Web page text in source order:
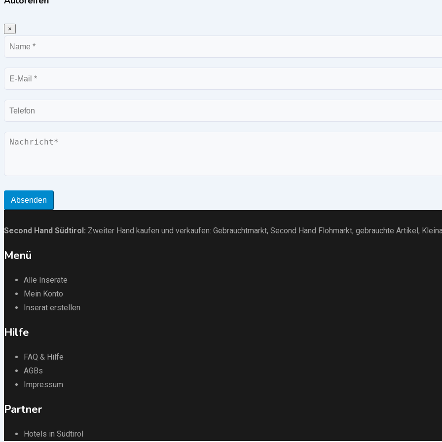
×
Name
E-
Mail
Telefon
Nachricht
Absenden
Second Hand Südtirol : Zweiter Hand kaufen und verkaufen: Gebrauchtmarkt, Second Hand Flohmarkt, gebrauchte Artikel ,
Menü
Alle Inserate
Mein Konto
Inserat erstellen
Hilfe
FAQ & Hilfe
AGBs
Impressum
Partner
Hotels in Südtirol